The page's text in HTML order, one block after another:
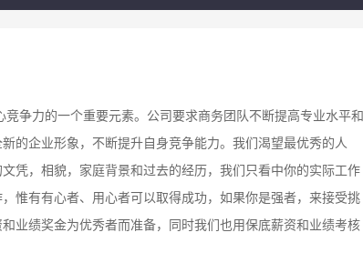
争力的一个重要元素。公司要求商务团队不断提高专业水平和
的企业形象，不断提升自身竞争能力。我们渴望最优秀的人
凭，相貌，家庭背景和过去的经历，我们只看中你的实际工作
惟有有心者、用心者可以取得成功，如果你是强者，来接受挑
业绩奖金为优秀者而准备，同时我们也用保底薪资和业绩考核